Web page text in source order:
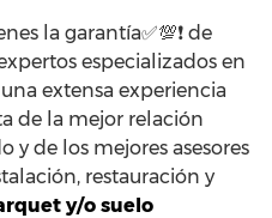
la garantía✅💯❗ de
especializados en
extensa experiencia
de la mejor relación
de los mejores asesores
restauración y
y/o suelo